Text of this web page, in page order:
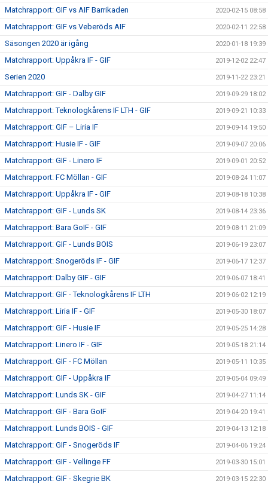
Matchrapport: GIF vs AIF Barrikaden 2020-02-15 08:58
Matchrapport: GIF vs Veberöds AIF 2020-02-11 22:58
Säsongen 2020 är igång 2020-01-18 19:39
Matchrapport: Uppåkra IF - GIF 2019-12-02 22:47
Serien 2020 2019-11-22 23:21
Matchrapport: GIF - Dalby GIF 2019-09-29 18:02
Matchrapport: Teknologkårens IF LTH - GIF 2019-09-21 10:33
Matchrapport: GIF – Liria IF 2019-09-14 19:50
Matchrapport: Husie IF - GIF 2019-09-07 20:06
Matchrapport: GIF - Linero IF 2019-09-01 20:52
Matchrapport: FC Möllan - GIF 2019-08-24 11:07
Matchrapport: Uppåkra IF - GIF 2019-08-18 10:38
Matchrapport: GIF - Lunds SK 2019-08-14 23:36
Matchrapport: Bara GoIF - GIF 2019-08-11 21:09
Matchrapport: GIF - Lunds BOIS 2019-06-19 23:07
Matchrapport: Snogeröds IF - GIF 2019-06-17 12:37
Matchrapport: Dalby GIF - GIF 2019-06-07 18:41
Matchrapport: GIF - Teknologkårens IF LTH 2019-06-02 12:19
Matchrapport: Liria IF - GIF 2019-05-30 18:07
Matchrapport: GIF - Husie IF 2019-05-25 14:28
Matchrapport: Linero IF - GIF 2019-05-18 21:14
Matchrapport: GIF - FC Möllan 2019-05-11 10:35
Matchrapport: GIF - Uppåkra IF 2019-05-04 09:49
Matchrapport: Lunds SK - GIF 2019-04-27 11:14
Matchrapport: GIF - Bara GoIF 2019-04-20 19:41
Matchrapport: Lunds BOIS - GIF 2019-04-13 12:18
Matchrapport: GIF - Snogeröds IF 2019-04-06 19:24
Matchrapport: GIF - Vellinge FF 2019-03-30 15:01
Matchrapport: GIF - Skegrie BK 2019-03-15 22:30